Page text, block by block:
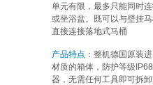
单元有限，最多只能同时
或坐浴盆。既可以与壁挂
直接连接落地式马桶
产品特点： 整机德国原装
材质的箱体，防护等级
器，无需任何工具即可拆卸